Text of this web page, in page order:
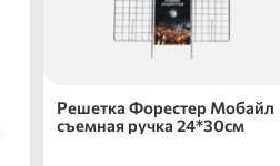
нет в наличии
Решетка Форестер Мобайл
съемная ручка 24*30см